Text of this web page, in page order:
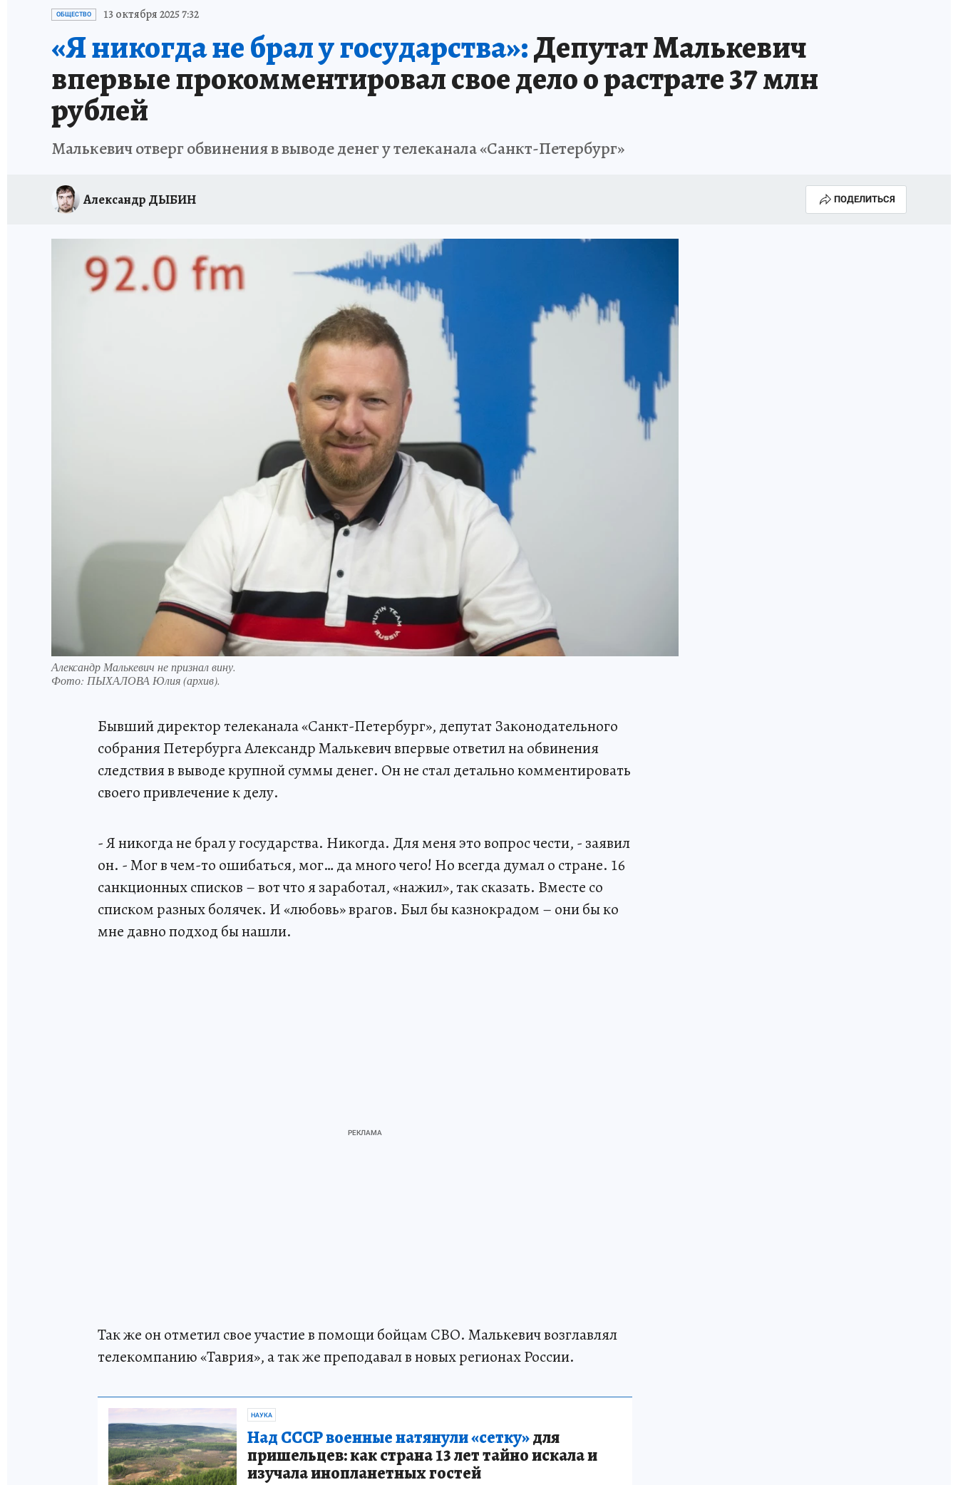
ПЕТЕРБУРГСКАЯ СТРОЙКА
ОБЩЕСТВО 13 октября 2025 7:32
«Я никогда не брал у государства»:Депутат Малькевич
впервые прокомментировал свое дело о растрате 37 млн
рублей
Малькевич отверг обвинения в выводе денег у телеканала «Санкт-Петербург»
Александр ДЫБИН ПОДЕЛИТЬСЯ
Александр Малькевич не признал вину.
Фото: ПЫХАЛОВА Юлия (архив).
Бывший директор телеканала «Санкт-Петербург», депутат Законодательного
собрания Петербурга Александр Малькевич впервые ответил на обвинения
следствия в выводе крупной суммы денег. Он не стал детально комментировать
своего привлечение к делу.
- Я никогда не брал у государства. Никогда. Для меня это вопрос чести, - заявил
он. - Мог в чем-то ошибаться, мог… да много чего! Но всегда думал о стране. 16
санкционных списков – вот что я заработал, «нажил», так сказать. Вместе со
списком разных болячек. И «любовь» врагов. Был бы казнокрадом – они бы ко
мне давно подход бы нашли.
Так же он отметил свое участие в помощи бойцам СВО. Малькевич возглавлял
телекомпанию «Таврия», а так же преподавал в новых регионах России.
НАУКА
Над СССР военные натянули «сетку»для
пришельцев: как страна 13 лет тайно искала и
изучала инопланетных гостей